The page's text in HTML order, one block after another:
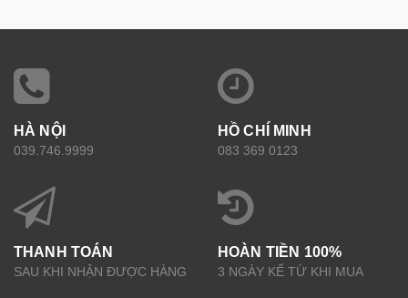
HÀ NỘI
039.746.9999
HỒ CHÍ MINH
083 369 0123
THANH TOÁN
SAU KHI NHẬN ĐƯỢC HÀNG
HOÀN TIỀN 100%
3 NGÀY KỂ TỪ KHI MUA